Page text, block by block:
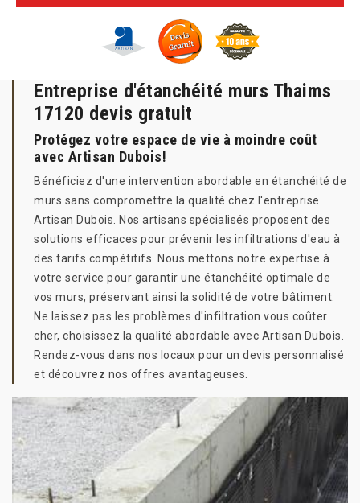
Entreprise d'étanchéité murs Thaims
17120 devis gratuit
Protégez votre espace de vie à moindre coût
avec Artisan Dubois!
Bénéficiez d'une intervention abordable en étanchéité de
murs sans compromettre la qualité chez l'entreprise
Artisan Dubois. Nos artisans spécialisés proposent des
solutions efficaces pour prévenir les infiltrations d'eau à
des tarifs compétitifs. Nous mettons notre expertise à
votre service pour garantir une étanchéité optimale de
vos murs, préservant ainsi la solidité de votre bâtiment.
Ne laissez pas les problèmes d'infiltration vous coûter
cher, choisissez la qualité abordable avec Artisan Dubois.
Rendez-vous dans nos locaux pour un devis personnalisé
et découvrez nos offres avantageuses.